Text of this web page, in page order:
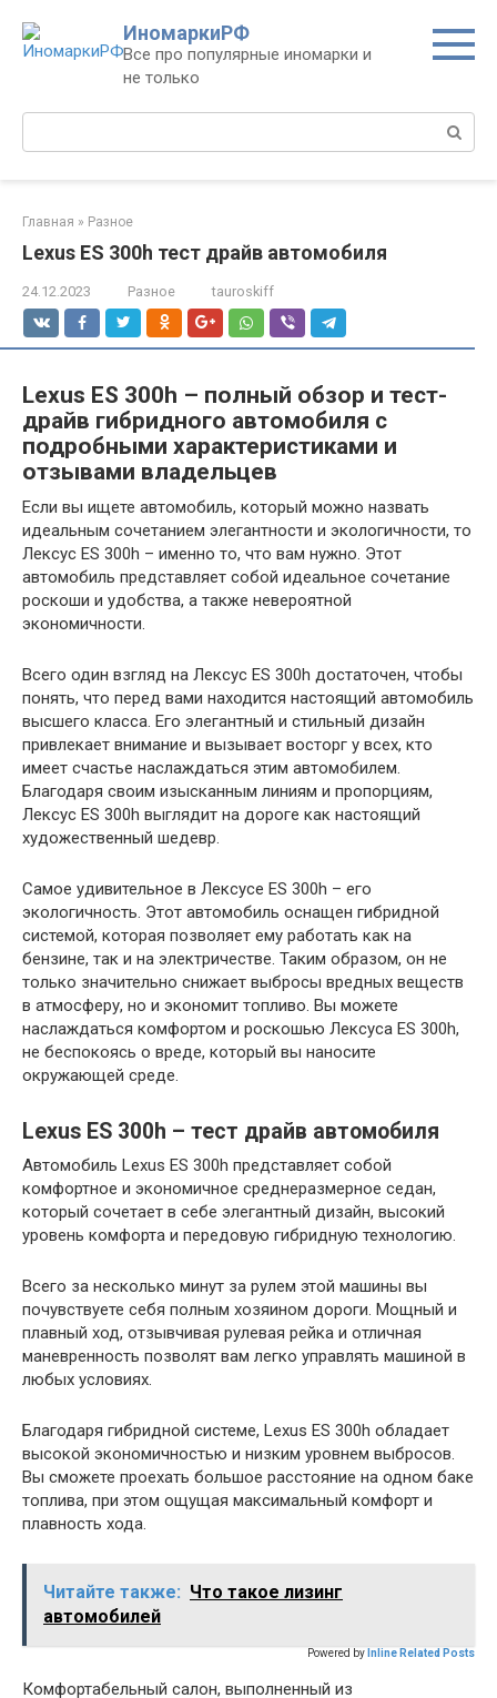
контенту
ИномаркиРФ
Все про популярные иномарки и
не только
Поиск:
Главная » Разное
Lexus ES 300h тест драйв автомобиля
24.12.2023 Разное tauroskiff
Lexus ES 300h – полный обзор и тест-
драйв гибридного автомобиля с
подробными характеристиками и
отзывами владельцев
Если вы ищете автомобиль, который можно назвать
идеальным сочетанием элегантности и экологичности, то
Лексус ES 300h – именно то, что вам нужно. Этот
автомобиль представляет собой идеальное сочетание
роскоши и удобства, а также невероятной
экономичности.
Всего один взгляд на Лексус ES 300h достаточен, чтобы
понять, что перед вами находится настоящий автомобиль
высшего класса. Его элегантный и стильный дизайн
привлекает внимание и вызывает восторг у всех, кто
имеет счастье наслаждаться этим автомобилем.
Благодаря своим изысканным линиям и пропорциям,
Лексус ES 300h выглядит на дороге как настоящий
художественный шедевр.
Самое удивительное в Лексусе ES 300h – его
экологичность. Этот автомобиль оснащен гибридной
системой, которая позволяет ему работать как на
бензине, так и на электричестве. Таким образом, он не
только значительно снижает выбросы вредных веществ
в атмосферу, но и экономит топливо. Вы можете
наслаждаться комфортом и роскошью Лексуса ES 300h,
не беспокоясь о вреде, который вы наносите
окружающей среде.
Lexus ES 300h – тест драйв автомобиля
Автомобиль Lexus ES 300h представляет собой
комфортное и экономичное среднеразмерное седан,
который сочетает в себе элегантный дизайн, высокий
уровень комфорта и передовую гибридную технологию.
Всего за несколько минут за рулем этой машины вы
почувствуете себя полным хозяином дороги. Мощный и
плавный ход, отзывчивая рулевая рейка и отличная
маневренность позволят вам легко управлять машиной в
любых условиях.
Благодаря гибридной системе, Lexus ES 300h обладает
высокой экономичностью и низким уровнем выбросов.
Вы сможете проехать большое расстояние на одном баке
топлива, при этом ощущая максимальный комфорт и
плавность хода.
Читайте также: Что такое лизинг
автомобилей
Powered by Inline Related Posts
Комфортабельный салон, выполненный из